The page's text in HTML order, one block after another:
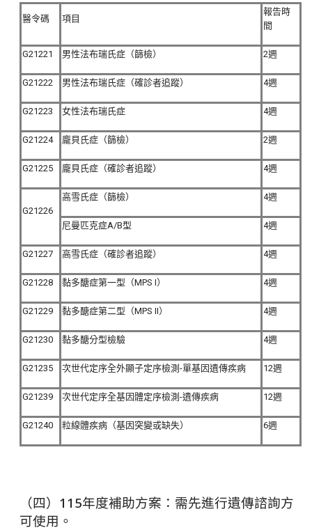
醫令碼 項目
報告時
間
G21221 男性法布瑞氏症（篩檢） 2週
G21222 男性法布瑞氏症（確診者追蹤） 4週
G21223 女性法布瑞氏症 4週
G21224 龐貝氏症（篩檢） 2週
G21225 龐貝氏症（確診者追蹤） 4週
G21226
高雪氏症（篩檢） 4週
尼曼匹克症A/B型 4週
G21227 高雪氏症（確診者追蹤） 4週
G21228 黏多醣症第一型（MPS I） 4週
G21229 黏多醣症第二型（MPS II） 4週
G21230 黏多醣分型檢驗 4週
G21235 次世代定序全外顯子定序檢測-單基因遺傳疾病 12週
G21239 次世代定序全基因體定序檢測-遺傳疾病 12週
G21240 粒線體疾病（基因突變或缺失） 6週
（四）115年度補助方案：需先進行遺傳諮詢方
可使用。